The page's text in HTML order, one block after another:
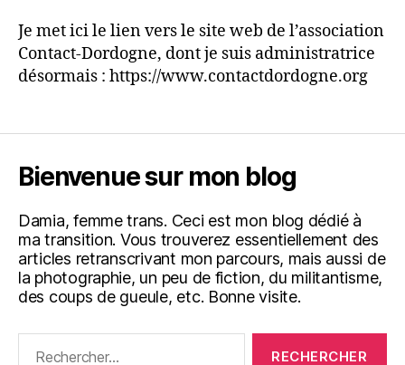
Je met ici le lien vers le site web de l’association
Contact-Dordogne, dont je suis administratrice
désormais : https://www.contactdordogne.org
Bienvenue sur mon blog
Damia, femme trans. Ceci est mon blog dédié à
ma transition. Vous trouverez essentiellement des
articles retranscrivant mon parcours, mais aussi de
la photographie, un peu de fiction, du militantisme,
des coups de gueule, etc. Bonne visite.